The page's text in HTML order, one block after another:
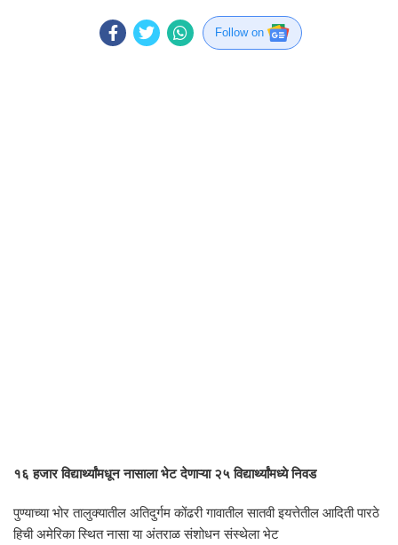
Follow on
१६ हजार विद्यार्थ्यांमधून नासाला भेट देणाऱ्या २५ विद्यार्थ्यांमध्ये निवड
पुण्याच्या भोर तालुक्यातील अतिदुर्गम कोंढरी गावातील सातवी इयत्तेतील आदिती पारठे
हिची अमेरिका स्थित नासा या अंतराळ संशोधन संस्थेला भेट